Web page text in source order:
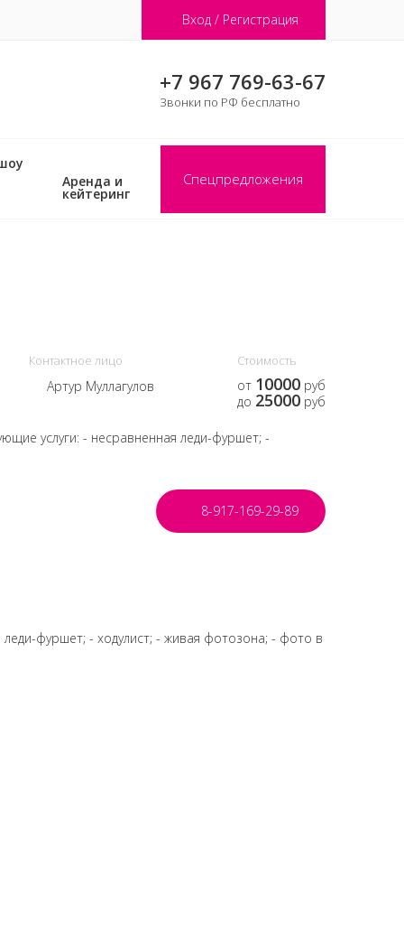
Вход / Регистрация
+7 967 769-63-67
Звонки по РФ бесплатно
Аренда и
кейтеринг
Спецпредложения
Контактное лицо
Артур Муллагулов
Стоимость
от 10000 руб
до 25000 руб
услуги: - несравненная леди-фуршет; -
8-917-169-29-89
фуршет; - ходулист; - живая фотозона; - фото в